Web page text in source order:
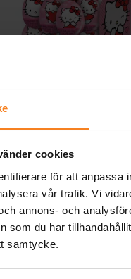
cookies
för att anpassa
vår trafik. Vi
annons- och
som du har
samtycke.
Kitty Chokladägg
överraskning
Pris:19,00 kr
19,00 kr
KÖP